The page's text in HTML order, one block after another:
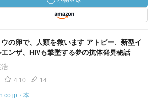
ウの卵で、人類を救います アトピー、新型イ
エンザ、HIVも撃墜する夢の抗体発見秘話
浩
4.10 14
・本